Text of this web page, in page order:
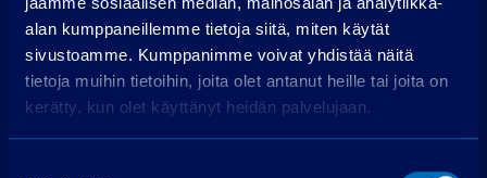
alan kumppaneillemme tietoja siitä, miten käytät
sivustoamme. Kumppanimme voivat yhdistää näitä
tietoja muihin tietoihin, joita olet antanut heille tai joita on
kerätty, kun olet käyttänyt heidän palvelujaan.
Laske rahoitus
Käsiraha
0,00 €
Perustamismaksu
399,00 €